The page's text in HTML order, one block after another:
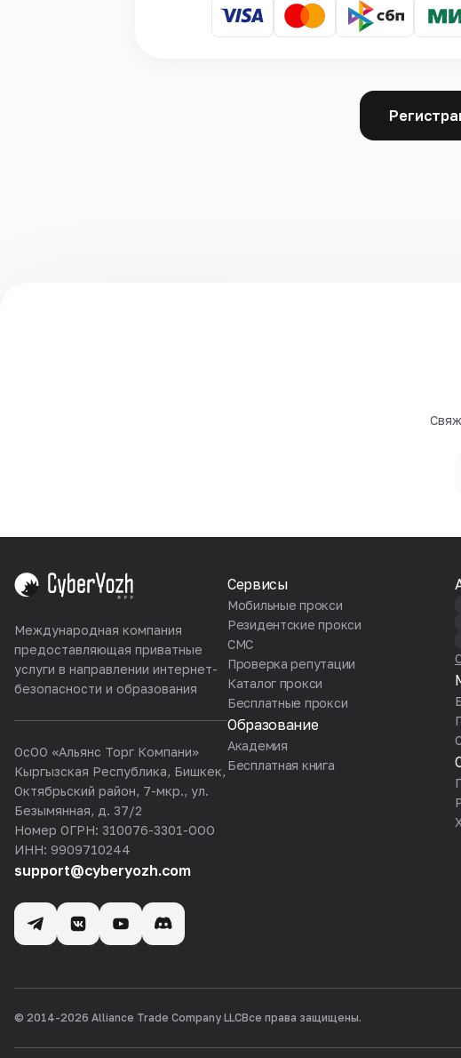
Международная компания
предоставляющая приватные
услуги в направлении интернет-
безопасности и образования
ОсОО «Альянс Торг Компани»
Кыргызская Республика, Бишкек,
Октябрьский район, 7-мкр., ул.
Безымянная, д. 37/2
Номер ОГРН: 310076-3301-ООО
ИНН: 9909710244
support@cyberyozh.com
Сервисы
Мобильные прокси
Резидентские прокси
СМС
Проверка репутации
Каталог прокси
Бесплатные прокси
Образование
Академия
Бесплатная книга
© 2014-2026 Alliance Trade Company LLCВсе права защищены.